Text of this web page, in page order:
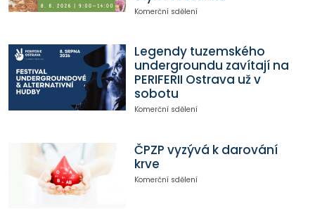
Komerční sdělení
Legendy tuzemského
undergroundu zavítají na
PERIFERII Ostrava už v
sobotu
Komerční sdělení
ČPZP vyzývá k darování
krve
Komerční sdělení